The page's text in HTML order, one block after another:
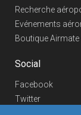
Recherche
Evénements
Boutique Airmate
Social
Facebook
Twitter